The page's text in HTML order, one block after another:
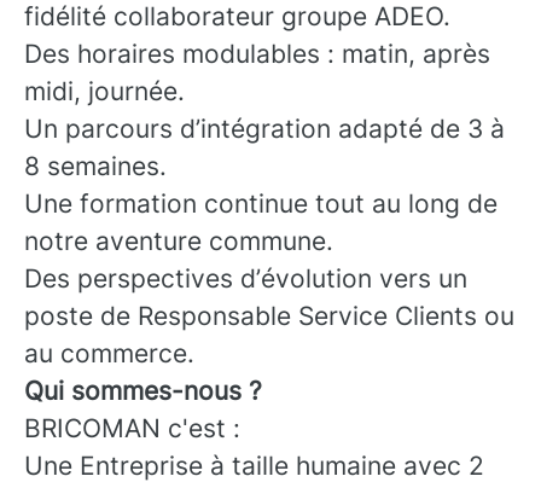
fidélité collaborateur groupe ADEO.
Des horaires modulables : matin, après
midi, journée.
Un parcours d’intégration adapté de 3 à
8 semaines.
Une formation continue tout au long de
notre aventure commune.
Des perspectives d’évolution vers un
poste de Responsable Service Clients ou
au commerce.
Qui sommes-nous ?
BRICOMAN c'est :
Une Entreprise à taille humaine avec 2